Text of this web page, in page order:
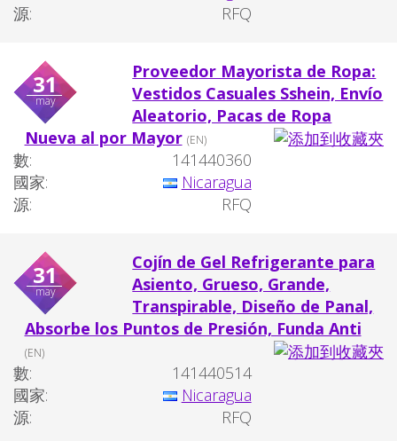
源:
RFQ
31
may
Proveedor Mayorista de Ropa:
Vestidos Casuales Sshein, Envío
Aleatorio, Pacas de Ropa
Nueva al por Mayor (EN)
數:
141440360
國家:
Nicaragua
源:
RFQ
31
may
Cojín de Gel Refrigerante para
Asiento, Grueso, Grande,
Transpirable, Diseño de Panal,
Absorbe los Puntos de Presión, Funda Anti
(EN)
數:
141440514
國家:
Nicaragua
源:
RFQ